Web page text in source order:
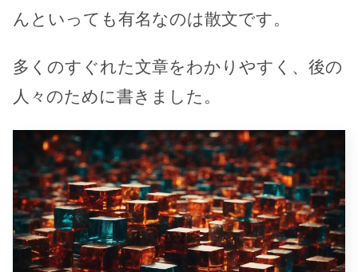
んといっても有名なのは散文です。
多くのすぐれた文章をわかりやすく、後の
人々のために書きました。